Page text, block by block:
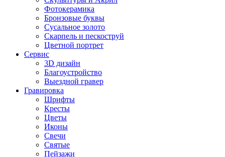
Фотокерамика
Бронзовые буквы
Сусальное золото
Скарпель и пескоструй
Цветной портрет
Сервис
3D дизайн
Благоустройство
Выездной гравер
Гравировка
Шрифты
Кресты
Цветы
Иконы
Свечи
Святые
Пейзажи